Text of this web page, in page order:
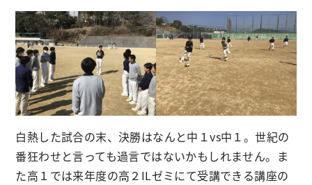
白熱した試合の末、決勝はなんと中１vs中１。世紀の
番狂わせと言っても過言ではないかもしれません。ま
た高１では来年度の高２ILゼミにて受講できる講座の